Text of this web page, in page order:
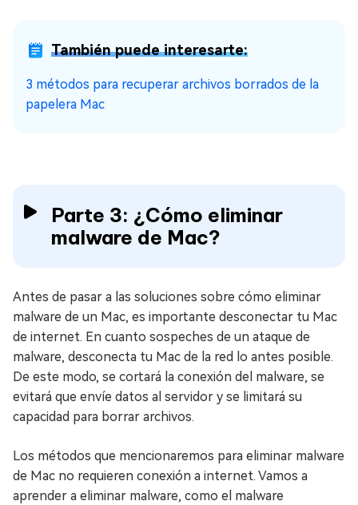
También puede interesarte:
3 métodos para recuperar archivos borrados de la
papelera Mac
Parte 3: ¿Cómo eliminar
malware de Mac?
Antes de pasar a las soluciones sobre cómo eliminar
malware de un Mac, es importante desconectar tu Mac
de internet. En cuanto sospeches de un ataque de
malware, desconecta tu Mac de la red lo antes posible.
De este modo, se cortará la conexión del malware, se
evitará que envíe datos al servidor y se limitará su
capacidad para borrar archivos.
Los métodos que mencionaremos para eliminar malware
de Mac no requieren conexión a internet. Vamos a
aprender a eliminar malware, como el malware